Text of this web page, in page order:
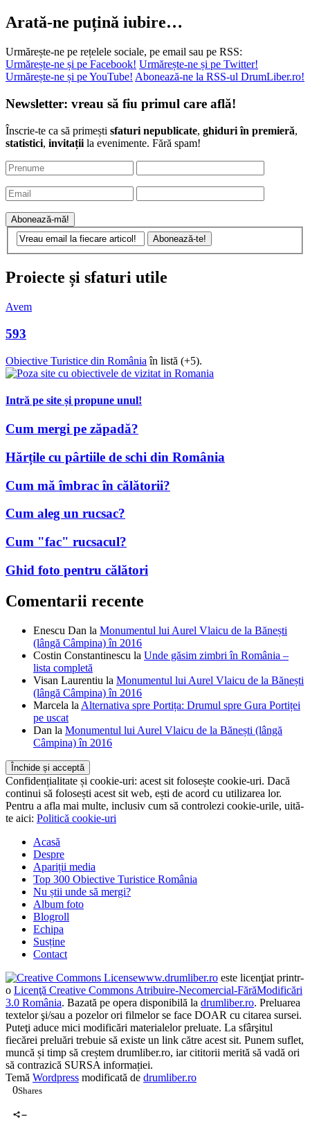
Arată-ne puțină iubire…
Urmărește-ne pe rețelele sociale, pe email sau pe RSS:
Urmărește-ne și pe Facebook! Urmărește-ne și pe Twitter!
Urmărește-ne și pe YouTube! Abonează-ne la RSS-ul DrumLiber.ro!
Newsletter: vreau să fiu primul care află!
Înscrie-te ca să primești sfaturi nepublicate, ghiduri în premieră,
statistici, invitații la evenimente. Fără spam!
Proiecte și sfaturi utile
Avem
593
Obiective Turistice din România în listă (+5).
Intră pe site și propune unul!
Cum mergi pe zăpadă?
Hărțile cu pârtiile de schi din România
Cum mă îmbrac în călătorii?
Cum aleg un rucsac?
Cum "fac" rucsacul?
Ghid foto pentru călători
Comentarii recente
Enescu Dan la Monumentul lui Aurel Vlaicu de la Bănești
(lângă Câmpina) în 2016
Costin Constantinescu la Unde găsim zimbri în România –
lista completă
Visan Laurentiu la Monumentul lui Aurel Vlaicu de la Bănești
(lângă Câmpina) în 2016
Marcela la Alternativa spre Portița: Drumul spre Gura Portiței
pe uscat
Dan la Monumentul lui Aurel Vlaicu de la Bănești (lângă
Câmpina) în 2016
Confidențialitate și cookie-uri: acest sit folosește cookie-uri. Dacă
continui să folosești acest sit web, ești de acord cu utilizarea lor.
Pentru a afla mai multe, inclusiv cum să controlezi cookie-urile, uită-
te aici: Politică cookie-uri
Acasă
Despre
Apariții media
Top 300 Obiective Turistice România
Nu știi unde să mergi?
Album foto
Blogroll
Echipa
Susține
Contact
www.drumliber.ro este licenţiat printr-
o Licenţă Creative Commons Atribuire-Necomercial-FărăModificări
3.0 România. Bazată pe opera disponibilă la drumliber.ro. Preluarea
textelor şi/sau a pozelor ori filmelor se face DOAR cu citarea sursei.
Puteţi aduce mici modificări materialelor preluate. La sfârşitul
fiecărei preluări trebuie să existe un link către acest sit. Punem suflet,
muncă și timp să creștem drumliber.ro, iar cititorii merită să vadă ori
să contrazică SURSA informației.
Temă Wordpress modificată de drumliber.ro
0Shares